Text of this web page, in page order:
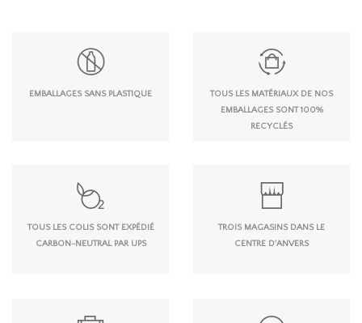
EMBALLAGES SANS PLASTIQUE
TOUS LES MATÉRIAUX DE NOS
EMBALLAGES SONT 100%
RECYCLÉS
TOUS LES COLIS SONT EXPÉDIÉ
CARBON-NEUTRAL PAR UPS
TROIS MAGASINS DANS LE
CENTRE D'ANVERS